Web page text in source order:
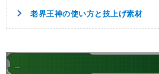
老界王神の使い方と技上げ素材